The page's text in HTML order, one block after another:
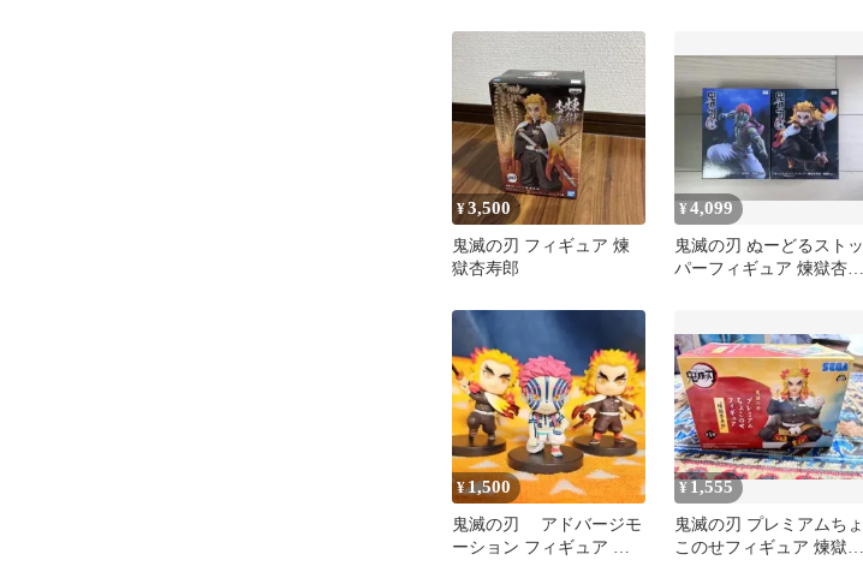
¥3,500
鬼滅の刃 フィギュア 煉
獄杏寿郎
¥4,099
鬼滅の刃 ぬーどるストッ
パーフィギュア 煉獄杏寿
¥1,500
鬼滅の刃 アドバージモ
ーション フィギュア 煉
¥ 1,555
鬼滅の刃 プレミアムちょ
このせフィギュア 煉獄杏